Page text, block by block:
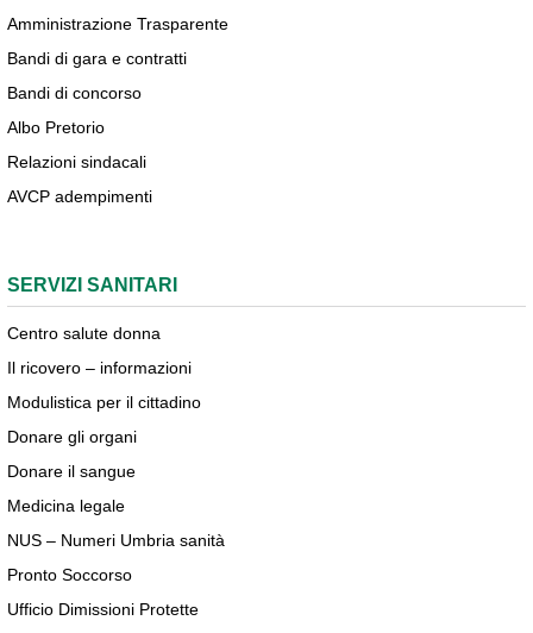
Amministrazione Trasparente
Bandi di gara e contratti
Bandi di concorso
Albo Pretorio
Relazioni sindacali
AVCP adempimenti
SERVIZI SANITARI
Centro salute donna
Il ricovero – informazioni
Modulistica per il cittadino
Donare gli organi
Donare il sangue
Medicina legale
NUS – Numeri Umbria sanità
Pronto Soccorso
Ufficio Dimissioni Protette